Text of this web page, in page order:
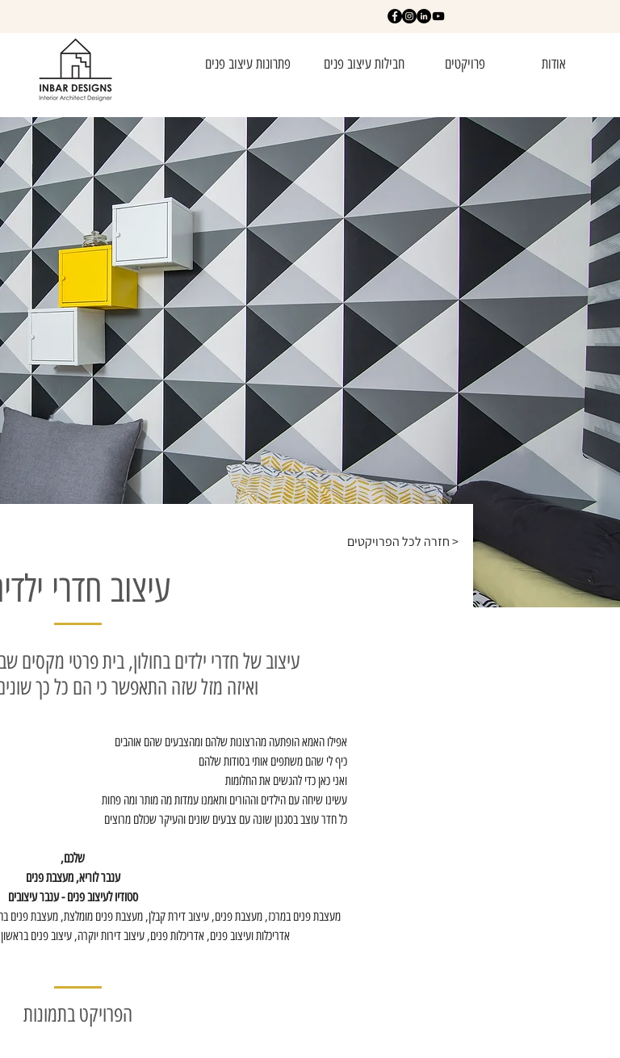
פתרונות עיצוב פנים חבילות עיצוב פנים פרויקטים אודות
חזרה לכל הפרויקטים >
עיצוב חדרי
עיצוב של חדרי ילדים בחולון, בית פרטי מקסים
ואיזה מזל שזה התאפשר כי הם כל כך
אפילו האמא הופתעה מהרצונות שלהם ומהצבעים שהם אוהבים
כיף לי שהם משתפים אותי בסודות שלהם
ואני כאן כדי להגשים את החלומות
עשינו שיחה עם הילדים וההורים ותאמנו עמדות מה מותר ומה פחות
כל חדר עוצב בסגנון שונה עם צבעים שונים והעיקר שכולם מרוצים
שלכם,
ענבר לוריא, מעצבת פנים
סטודיו לעיצוב פנים - ענבר עיצובים
מעצבת פנים במרכז, מעצבת פנים, עיצוב דירת קבלן, מעצבת פנים מומלצת, מעצבת פנים
אדריכלות ועיצוב פנים, אדריכלות פנים, עיצוב דירות יוקרה, עיצוב פנים
הפרויקט בתמונות